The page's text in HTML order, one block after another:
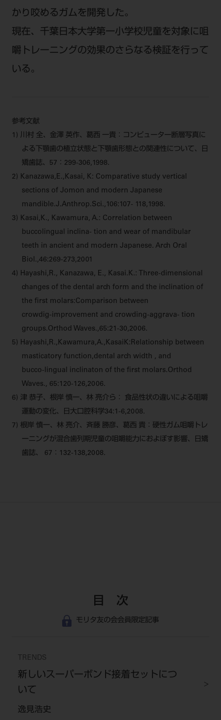
かり咬めるガムを開発した。
現在、千葉日本大学第一小学校児童を対象に咀
嚼トレーニングの効果のさらなる検証を行って
いる。
参考文献
1) 川村 全、金澤 英作、葛西 一貴：コンピューター断層写真に
よる下顎歯の植立状態と下顎歯形態との関連性について、日
矯歯誌、57：299‑306,1998.
2) Kanazawa,E.,Kasai, K: Comparative study vertical
sections of Jomon and modern Japanese
mandible.J.Anthrop.Sci.,106:107‑ 118,1998.
3) Kasai,K., Kawamura, A.: Correlation between
buccolingual inclina‑ tion and wear of mandibular
teeth in ancient and modern Japanese. Arch Oral
Biol.,46:269‑273,2001
4) Hayashi,R., Kanazawa, E., Kasai.K.: Three‑dimensional
changes of the dental arch form and the inclination of
the ﬁrst molars:Comparison between
crowdig‑improvement and crowding‑aggrava‑ tion
groups.Orthod Waves.,65:21‑30,2006.
5) Hayashi,R.,Kawamura,A.,KasaiK:Relationship between
masticatory function,dental arch width , and
bucco‑lingual inclinaton of the ﬁrst molars.Orthod
Waves., 65:120‑126,2006.
6) 津 恭子、根岸 慎一、林 亮介ら： 食品性状の違いによる咀嚼
運動の変化、日大口腔科学34:1‑6,2008.
7) 根岸 慎一、林 亮介、斉藤 勝彦、葛西 貴：硬性ガム咀嚼トレ
ーニングが混合歯列期児童の咀嚼能力におよぼす影響、日矯
歯誌、 67：132‑138,2008.
目 次
モリタ友の会会員限定記事
TRENDS
新しいスーパーボンド接着セットにつ
いて
逸見浩史